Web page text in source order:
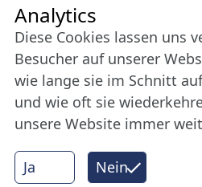
© 2026 Nordische
Ja Nein
Analytics
Diese Cookies lassen uns
Besucher auf unserer
wie lange sie im Schnitt
und wie oft sie
unsere Website immer